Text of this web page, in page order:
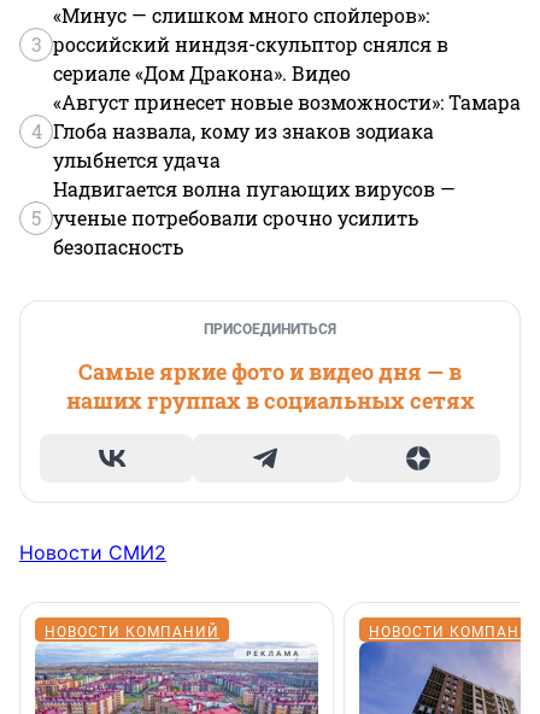
3
«Минус — слишком много спойлеров»:
российский ниндзя-скульптор снялся в
сериале «Дом Дракона». Видео
4
«Август принесет новые возможности»: Тамара
Глоба назвала, кому из знаков зодиака
улыбнется удача
5
Надвигается волна пугающих вирусов —
ученые потребовали срочно усилить
безопасность
ПРИСОЕДИНИТЬСЯ
Самые яркие фото и видео дня — в
наших группах в социальных сетях
Новости СМИ2
НОВОСТИ КОМПАНИЙ НОВОСТИ